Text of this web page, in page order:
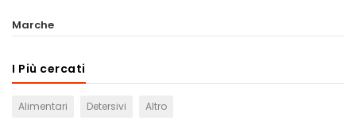
Marche
I Più cercati
Alimentari Detersivi Altro